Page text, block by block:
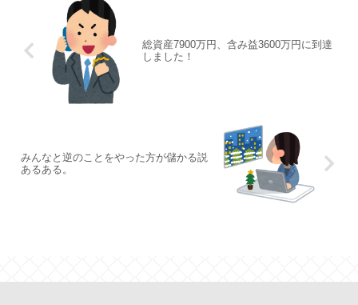
総資産7900万円、含み益3600万円に到達
しました！
みんなと逆のことをやった方が儲かる説
あるある。